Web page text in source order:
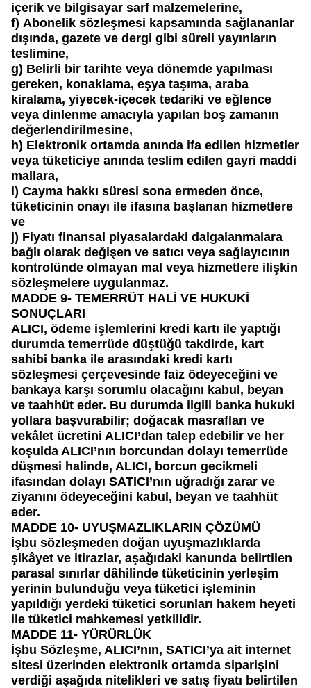
içerik ve bilgisayar sarf malzemelerine,
f) Abonelik sözleşmesi kapsamında sağlananlar
dışında, gazete ve dergi gibi süreli yayınların
teslimine,
g) Belirli bir tarihte veya dönemde yapılması
gereken, konaklama, eşya taşıma, araba
kiralama, yiyecek-içecek tedariki ve eğlence
veya dinlenme amacıyla yapılan boş zamanın
değerlendirilmesine,
h) Elektronik ortamda anında ifa edilen hizmetler
veya tüketiciye anında teslim edilen gayri maddi
mallara,
i) Cayma hakkı süresi sona ermeden önce,
tüketicinin onayı ile ifasına başlanan hizmetlere
ve
j) Fiyatı finansal piyasalardaki dalgalanmalara
bağlı olarak değişen ve satıcı veya sağlayıcının
kontrolünde olmayan mal veya hizmetlere ilişkin
sözleşmelere uygulanmaz.
MADDE 9- TEMERRÜT HALİ VE HUKUKİ
SONUÇLARI
ALICI, ödeme işlemlerini kredi kartı ile yaptığı
durumda temerrüde düştüğü takdirde, kart
sahibi banka ile arasındaki kredi kartı
sözleşmesi çerçevesinde faiz ödeyeceğini ve
bankaya karşı sorumlu olacağını kabul, beyan
ve taahhüt eder. Bu durumda ilgili banka hukuki
yollara başvurabilir; doğacak masrafları ve
vekâlet ücretini ALICI’dan talep edebilir ve her
koşulda ALICI’nın borcundan dolayı temerrüde
düşmesi halinde, ALICI, borcun gecikmeli
ifasından dolayı SATICI’nın uğradığı zarar ve
ziyanını ödeyeceğini kabul, beyan ve taahhüt
eder.
MADDE 10- UYUŞMAZLIKLARIN ÇÖZÜMÜ
İşbu sözleşmeden doğan uyuşmazlıklarda
şikâyet ve itirazlar, aşağıdaki kanunda belirtilen
parasal sınırlar dâhilinde tüketicinin yerleşim
yerinin bulunduğu veya tüketici işleminin
yapıldığı yerdeki tüketici sorunları hakem heyeti
ile tüketici mahkemesi yetkilidir.
MADDE 11- YÜRÜRLÜK
İşbu Sözleşme, ALICI’nın, SATICI’ya ait internet
sitesi üzerinden elektronik ortamda siparişini
verdiği aşağıda nitelikleri ve satış fiyatı belirtilen